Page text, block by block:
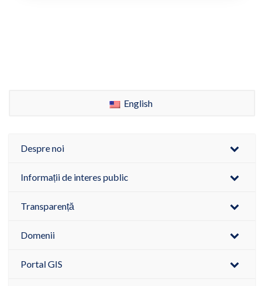
English
Despre noi
Informații de interes public
Transparență
Domenii
Portal GIS